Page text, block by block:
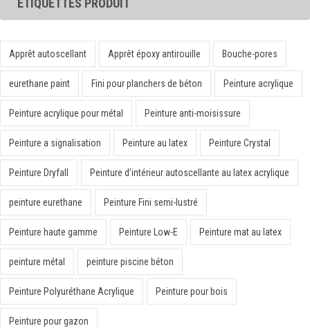
ÉTIQUETTES PRODUIT
Apprêt autoscellant Apprêt époxy antirouille Bouche-pores
eurethane paint Fini pour planchers de béton Peinture acrylique
Peinture acrylique pour métal Peinture anti-moisissure
Peinture a signalisation Peinture au latex Peinture Crystal
Peinture Dryfall Peinture d’intérieur autoscellante au latex acrylique
peinture eurethane Peinture Fini semi-lustré
Peinture haute gamme Peinture Low-E Peinture mat au latex
peinture métal peinture piscine béton
Peinture Polyuréthane Acrylique Peinture pour bois
Peinture pour gazon